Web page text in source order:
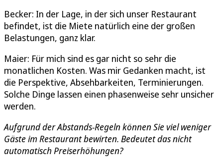
Becker: In der Lage, in der sich unser Restaurant
befindet, ist die Miete natürlich eine der großen
Belastungen, ganz klar.
Maier: Für mich sind es gar nicht so sehr die
monatlichen Kosten. Was mir Gedanken macht, ist
die Perspektive, Absehbarkeiten, Terminierungen.
Solche Dinge lassen einen phasenweise sehr unsicher
werden.
Aufgrund der Abstands-Regeln können Sie viel weniger
Gäste im Restaurant bewirten. Bedeutet das nicht
automatisch Preiserhöhungen?